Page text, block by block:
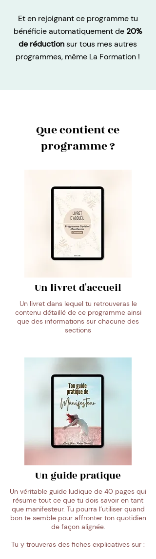
Et en rejoignant ce programme tu
bénéficie automatiquement de 20%
de réductionsur tous mes autres
programmes, même La Formation !
Que contient ce
programme ?
Un livret d'accueil
Un livret dans lequel tu retrouveras le
contenu détaillé de ce programme ainsi
que des informations sur chacune des
sections
Un guide pratique
Un véritable guide ludique de 40 pages qui
résume tout ce que tu dois savoir en tant
que manifesteur. Tu pourra l’utiliser quand
bon te semble pour affronter ton quotidien
de façon alignée.
Tu y trouveras des fiches explicatives sur :